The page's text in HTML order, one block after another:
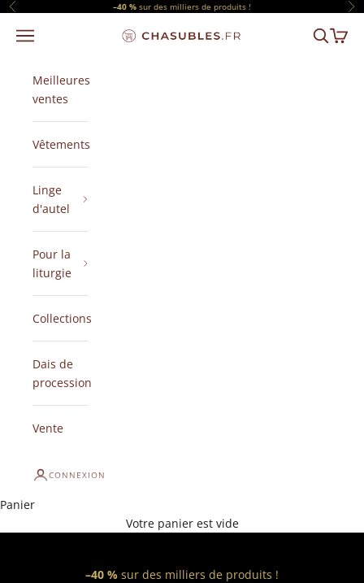
Passer au contenu
Précédent –40 % sur des milliers de produits !
CHASUBLES.FR
Menu Panier
Meilleures
ventes
Vêtements
Linge
d'autel
Pour la
liturgie
Collections
Dais de
procession
Vente
CONNEXION
Panier
Votre panier est vide
–40 % sur des milliers de produits !